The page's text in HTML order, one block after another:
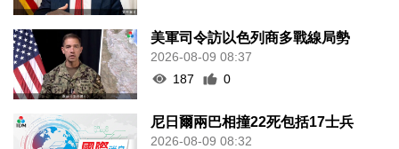
美軍司令訪以色列商多戰線局勢
2026-08-09 08:37
187
0
尼日爾兩巴相撞22死包括17士兵
2026-08-09 08:32